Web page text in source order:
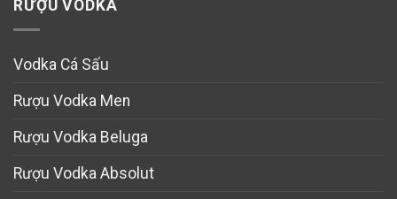
RƯỢU VODKA
Vodka Cá Sấu
Rượu Vodka Men
Rượu Vodka Beluga
Rượu Vodka Absolut